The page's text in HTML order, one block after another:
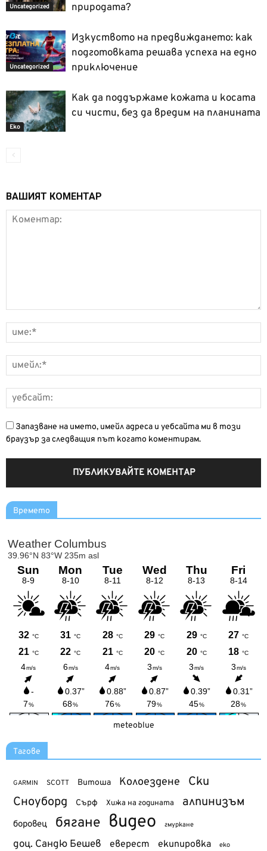
Uncategorized
природата?
Uncategorized
Изкуството на предвиждането: как
подготовката решава успеха на едно
приключение
Еко
Как да поддържаме кожата и косата
си чисти, без да вредим на планината
ВАШИЯТ КОМЕНТАР
Запазване на името, имейл адреса и уебсайта ми в този
браузър за следващия път когато коментирам.
Времето
meteoblue
Тагове
GARMIN SCOTT Витоша Колоездене Ски
Сноуборд Сърф Хижа на годината алпинизъм
боровец бягане видео гмуркане
доц. Сандю Бешев еверест екипировка еко